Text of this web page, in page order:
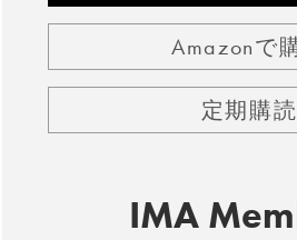
Amazonで
定期購読
IMA